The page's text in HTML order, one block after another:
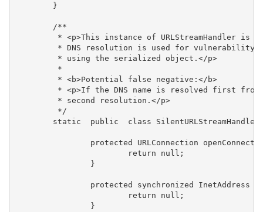
        }
        /**
* <p>This instance of URLStreamHandler is
* DNS resolution is used for vulnerability
         * using the serialized object.</p>
         *
         * <b>Potential false negative:</b>
* <p>If the DNS name is resolved first
         * second resolution.</p>
         */
static  public  class
protected URLConnection
                        return null;
                }
protected synchronized InetAddress
                        return null;
                }